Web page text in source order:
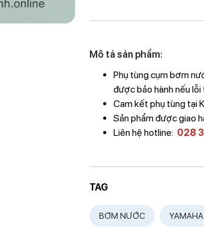
Mô tả sản phẩm:
Phụ tùng cụm bơm
được bảo hành nếu lỗi
Cam kết phụ tùng tại
Sản phẩm được giao
Liên hệ hotline: 028
TAG
BƠM NƯỚC YAMAHA